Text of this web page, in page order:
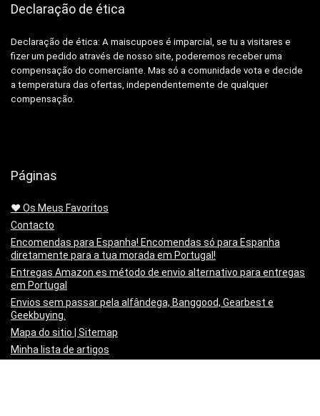
Declaração de ética
Declaração de ética: A maiscupoes é imparcial, se tu a visitares e
fizer um pedido através de nosso site, poderemos receber uma
compensação do comerciante. Mas só a comunidade vota e decide
a temperatura das ofertas, independentemente de qualquer
compensação.
Páginas
❤️ Os Meus Favoritos
Contacto
Encomendas para Espanha! Encomendas só para Espanha
diretamente para a tua morada em Portugal!
Entregas Amazon.es método de envio alternativo para entregas
em Portugal
Envios sem passar pela alfândega, Banggood, Gearbest e
Geekbuying.
Mapa do sitio | Sitemap
Minha lista de artigos